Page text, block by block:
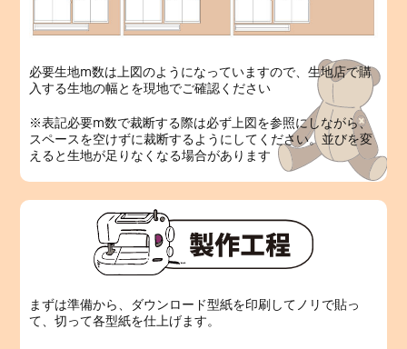
必要生地m数は上図のようになっていますので、生地店で購
入する生地の幅とを現地でご確認ください
※表記必要m数で裁断する際は必ず上図を参照にしながら、
スペースを空けずに裁断するようにしてください。並びを変
えると生地が足りなくなる場合があります
まずは準備から、ダウンロード型紙を印刷してノリで貼っ
て、切って各型紙を仕上げます。